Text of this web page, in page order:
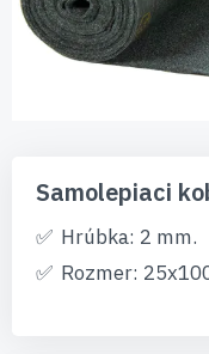
začiatok
galérie
obrázkov
Samolepiaci
Hrúbka: 2 mm.
Rozmer: